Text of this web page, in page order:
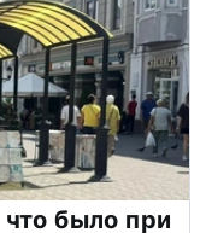
было при